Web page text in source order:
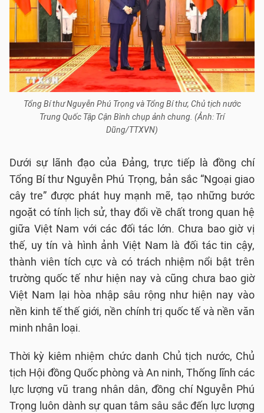
Tổng Bí thư Nguyễn Phú Trọng và Tổng Bí thư, Chủ tịch nước
Trung Quốc Tập Cận Bình chụp ảnh chung. (Ảnh: Trí
Dũng/TTXVN)
Dưới sự lãnh đạo của Đảng, trực tiếp là đồng chí
Tổng Bí thư Nguyễn Phú Trọng, bản sắc “Ngoại giao
cây tre” được phát huy mạnh mẽ, tạo những bước
ngoặt có tính lịch sử, thay đổi về chất trong quan hệ
giữa Việt Nam với các đối tác lớn. Chưa bao giờ vị
thế, uy tín và hình ảnh Việt Nam là đối tác tin cậy,
thành viên tích cực và có trách nhiệm nổi bật trên
trường quốc tế như hiện nay và cũng chưa bao giờ
Việt Nam lại hòa nhập sâu rộng như hiện nay vào
nền kinh tế thế giới, nền chính trị quốc tế và nền văn
minh nhân loại.
Thời kỳ kiêm nhiệm chức danh Chủ tịch nước, Chủ
tịch Hội đồng Quốc phòng và An ninh, Thống lĩnh các
lực lượng vũ trang nhân dân, đồng chí Nguyễn Phú
Trọng luôn dành sự quan tâm sâu sắc đến lực lượng